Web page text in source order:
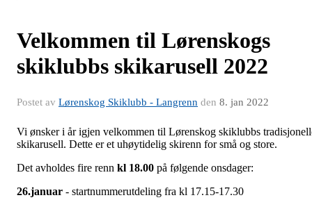
Velkommen til Lørenskogs
skiklubbs skikarusell 2022
Postet av Lørenskog Skiklubb - Langrenn den 8. jan 2022
Vi ønsker i år igjen velkommen til Lørenskog skiklubbs
skikarusell. Dette er et uhøytidelig skirenn for små og store.
Det avholdes fire renn kl 18.00 på følgende onsdager:
26.januar - startnummerutdeling fra kl 17.15-17.30